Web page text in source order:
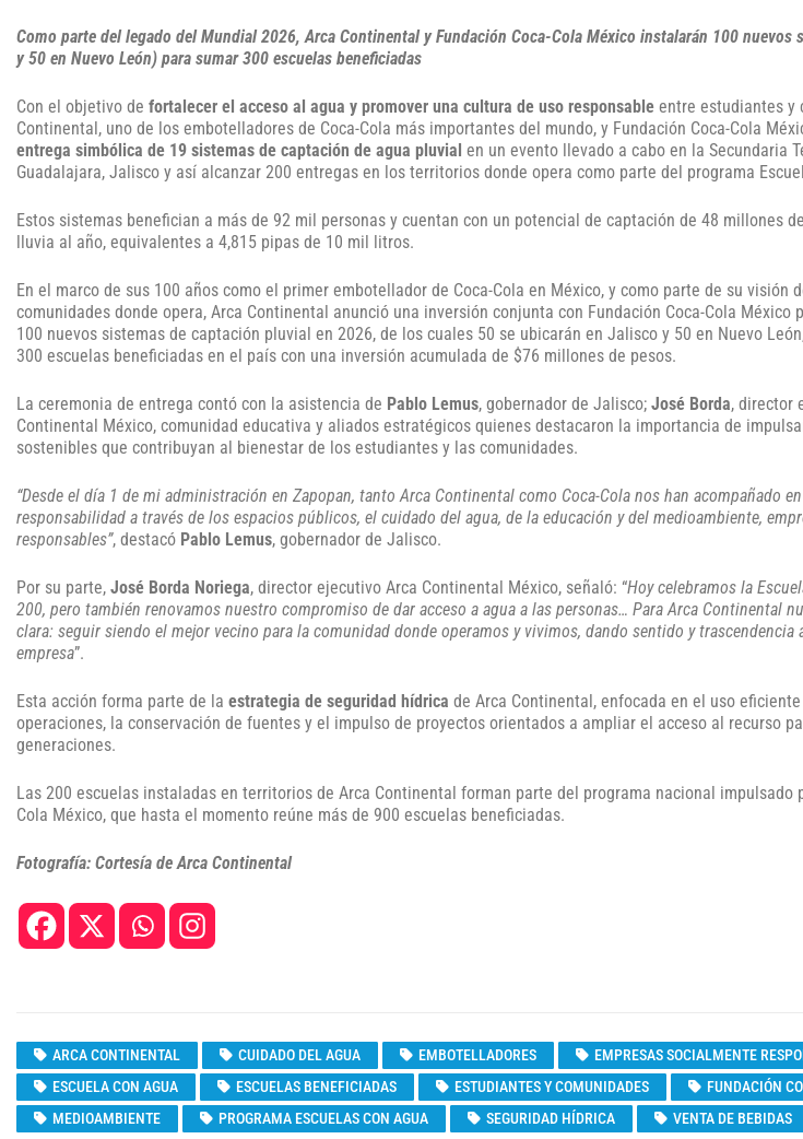
Como parte del legado del Mundial 2026, Arca Continental y Fundación Coca-Cola México instalarán 100 nuevos
y 50 en Nuevo León) para sumar 300 escuelas beneficiadas
Con el objetivo de fortalecer el acceso al agua y promover una cultura de uso responsable entre estudiantes y
Continental, uno de los embotelladores de Coca-Cola más importantes del mundo, y Fundación Coca-Cola
entrega simbólica de 19 sistemas de captación de agua pluvial en un evento llevado a cabo en la Secundaria
Guadalajara, Jalisco y así alcanzar 200 entregas en los territorios donde opera como parte del programa
Estos sistemas benefician a más de 92 mil personas y cuentan con un potencial de captación de 48 millones
lluvia al año, equivalentes a 4,815 pipas de 10 mil litros.
En el marco de sus 100 años como el primer embotellador de Coca-Cola en México, y como parte de su visión
comunidades donde opera, Arca Continental anunció una inversión conjunta con Fundación Coca-Cola México
100 nuevos sistemas de captación pluvial en 2026, de los cuales 50 se ubicarán en Jalisco y 50 en Nuevo
300 escuelas beneficiadas en el país con una inversión acumulada de $76 millones de pesos.
La ceremonia de entrega contó con la asistencia de Pablo Lemus, gobernador de Jalisco; José Borda, director
Continental México, comunidad educativa y aliados estratégicos quienes destacaron la importancia de
sostenibles que contribuyan al bienestar de los estudiantes y las comunidades.
“Desde el día 1 de mi administración en Zapopan, tanto Arca Continental como Coca-Cola nos han acompañado
responsabilidad a través de los espacios públicos, el cuidado del agua, de la educación y del medioambiente,
responsables”, destacó Pablo Lemus, gobernador de Jalisco.
Por su parte, José Borda Noriega, director ejecutivo Arca Continental México, señaló: “Hoy celebramos la
200, pero también renovamos nuestro compromiso de dar acceso a agua a las personas… Para Arca Continental
clara: seguir siendo el mejor vecino para la comunidad donde operamos y vivimos, dando sentido y trascendencia
empresa”.
Esta acción forma parte de la estrategia de seguridad hídrica de Arca Continental, enfocada en el uso
operaciones, la conservación de fuentes y el impulso de proyectos orientados a ampliar el acceso al recurso
generaciones.
Las 200 escuelas instaladas en territorios de Arca Continental forman parte del programa nacional impulsado
Cola México, que hasta el momento reúne más de 900 escuelas beneficiadas.
Fotografía: Cortesía de Arca Continental
ARCA CONTINENTAL CUIDADO DEL AGUA EMBOTELLADORES
EMPRESAS SOCIALMENTE
ESCUELA CON AGUA
ESCUELAS BENEFICIADAS ESTUDIANTES Y COMUNIDADES
FUNDACIÓN
MEDIOAMBIENTE
PROGRAMA ESCUELAS CON AGUA SEGURIDAD HÍDRICA VENTA DE BEBIDAS